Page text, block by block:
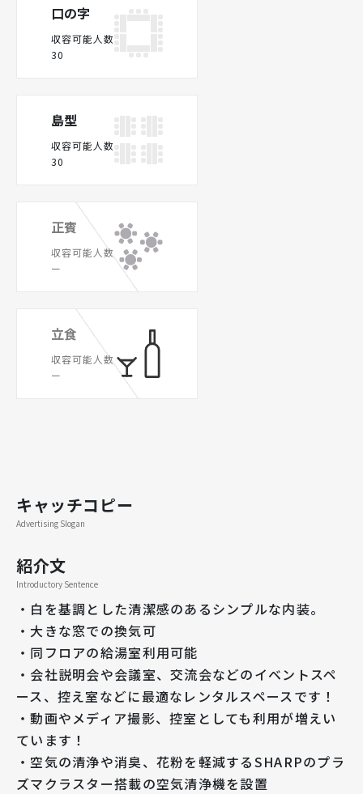
口の字
収容可能人数
30
島型
収容可能人数
30
正賓
収容可能人数
ー
立食
収容可能人数
ー
キャッチコピー
Advertising Slogan
紹介文
Introductory Sentence
・白を基調とした清潔感のあるシンプルな内装。
・大きな窓での換気可
・同フロアの給湯室利用可能
・会社説明会や会議室、交流会などのイベントスペ
ース、控え室などに最適なレンタルスペースです！
・動画やメディア撮影、控室としても利用が増えい
ています！
・空気の清浄や消臭、花粉を軽減するSHARPのプラ
ズマクラスター搭載の空気清浄機を設置